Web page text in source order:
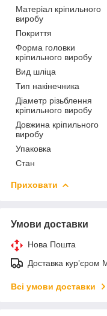
Матеріал кріпильного
виробу
Покриття
Форма головки
кріпильного виробу
Вид шліца
Тип накінечника
Діаметр різьблення
кріпильного виробу
Довжина кріпильного
виробу
Упаковка
Стан
Приховати
Умови доставки
Нова Пошта
Доставка курʼєром
Всі умови доставки